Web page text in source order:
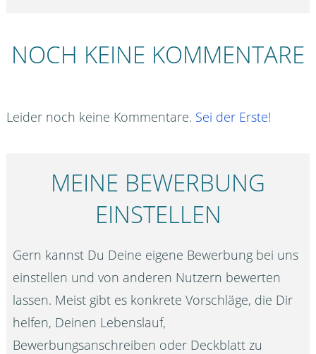
NOCH KEINE KOMMENTARE
Leider noch keine Kommentare. Sei der Erste!
MEINE BEWERBUNG
EINSTELLEN
Gern kannst Du Deine eigene Bewerbung bei uns
einstellen und von anderen Nutzern bewerten
lassen. Meist gibt es konkrete Vorschläge, die Dir
helfen, Deinen Lebenslauf,
Bewerbungsanschreiben oder Deckblatt zu